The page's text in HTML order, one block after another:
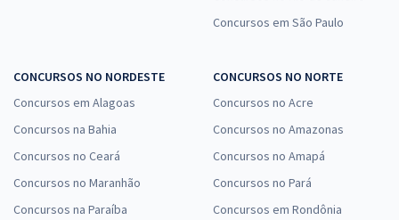
Concursos em São Paulo
CONCURSOS NO NORDESTE
Concursos em Alagoas
Concursos na Bahia
Concursos no Ceará
Concursos no Maranhão
Concursos na Paraíba
CONCURSOS NO NORTE
Concursos no Acre
Concursos no Amazonas
Concursos no Amapá
Concursos no Pará
Concursos em Rondônia